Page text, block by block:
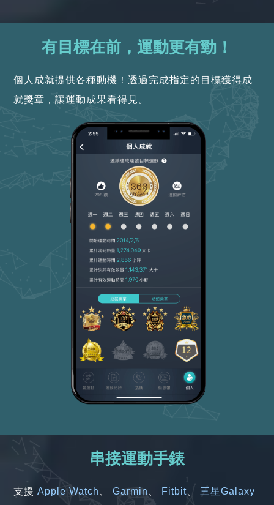
有目標在前，運動更有勁！
個人成就提供各種動機！透過完成指定的目標獲得成
就獎章，讓運動成果看得見。
串接運動手錶
支援Apple Watch 、Garmin Fitbit
三星Galaxy